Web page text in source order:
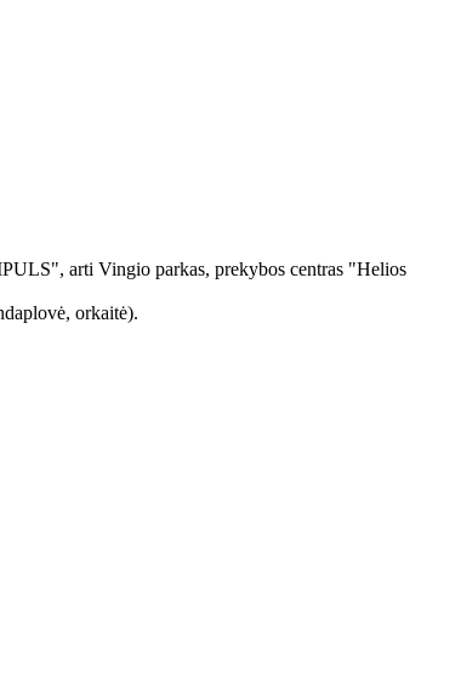
arti Vingio parkas, prekybos centras "Helios
orkaitė).